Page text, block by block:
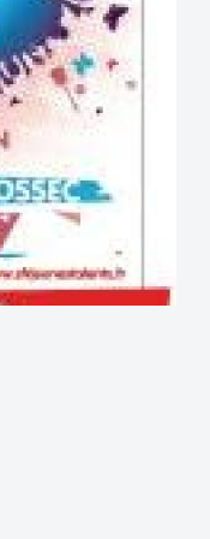
00:10
00:11
00:14
00:12
00:12
00:17
00:15
00:23
00:16